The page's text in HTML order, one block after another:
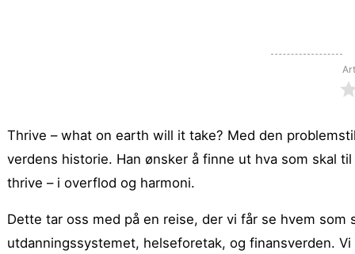
Thrive – what on earth will it take? Med den
verdens historie. Han ønsker å finne ut hva som skal
thrive – i overflod og harmoni.
Dette tar oss med på en reise, der vi får se hvem
utdanningssystemet, helseforetak, og finansverden.